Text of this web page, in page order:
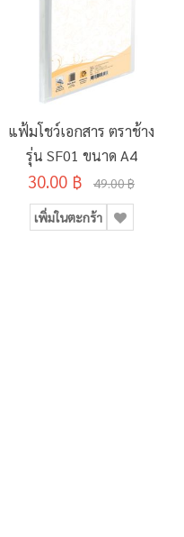
แฟ้มโชว์เอกสาร ตราช้าง
รุ่น SF01 ขนาด A4
30.00 ฿ 49.00 ฿
เพิ่มในตะกร้า